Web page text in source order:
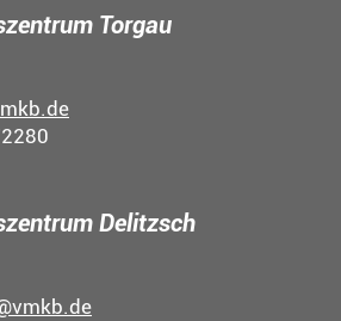
Torgau
Delitzsch